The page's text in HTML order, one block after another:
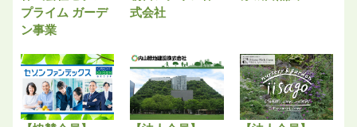
プライム ガーデ
ン事業
式会社